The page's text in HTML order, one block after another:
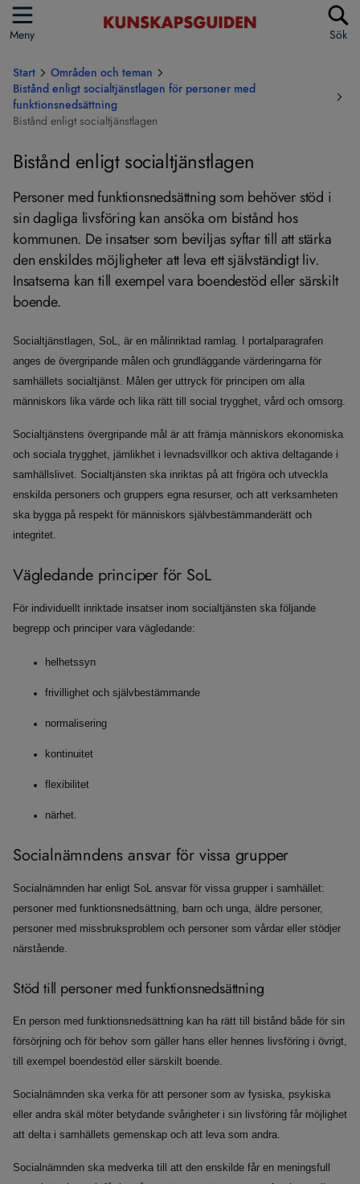
Meny Sök
Start
Områden och teman
Bistånd enligt socialtjänstlagen för personer med
funktionsnedsättning
Bistånd enligt socialtjänstlagen
Bistånd enligt socialtjänstlagen
Personer med funktionsnedsättning som behöver stöd i
sin dagliga livsföring kan ansöka om bistånd hos
kommunen. De insatser som beviljas syftar till att stärka
den enskildes möjligheter att leva ett självständigt liv.
Insatserna kan till exempel vara boendestöd eller särskilt
boende.
Socialtjänstlagen, SoL, är en målinriktad ramlag. I portalparagrafen
anges de övergripande målen och grundläggande värderingarna för
samhällets socialtjänst. Målen ger uttryck för principen om alla
människors lika värde och lika rätt till social trygghet, vård och omsorg.
Socialtjänstens övergripande mål är att främja människors ekonomiska
och sociala trygghet, jämlikhet i levnadsvillkor och aktiva deltagande i
samhällslivet. Socialtjänsten ska inriktas på att frigöra och utveckla
enskilda personers och gruppers egna resurser, och att verksamheten
ska bygga på respekt för människors självbestämmanderätt och
integritet.
Vägledande principer för SoL
För individuellt inriktade insatser inom socialtjänsten ska följande
begrepp och principer vara vägledande:
helhetssyn
frivillighet och självbestämmande
normalisering
kontinuitet
flexibilitet
närhet.
Socialnämndens ansvar för vissa grupper
Socialnämnden har enligt SoL ansvar för vissa grupper i samhället:
personer med funktionsnedsättning, barn och unga, äldre personer,
personer med missbruksproblem och personer som vårdar eller stödjer
närstående.
Stöd till personer med funktionsnedsättning
En person med funktionsnedsättning kan ha rätt till bistånd både för sin
försörjning och för behov som gäller hans eller hennes livsföring i övrigt,
till exempel boendestöd eller särskilt boende.
Socialnämnden ska verka för att personer som av fysiska, psykiska
eller andra skäl möter betydande svårigheter i sin livsföring får möjlighet
att delta i samhällets gemenskap och att leva som andra.
Socialnämnden ska medverka till att den enskilde får en meningsfull